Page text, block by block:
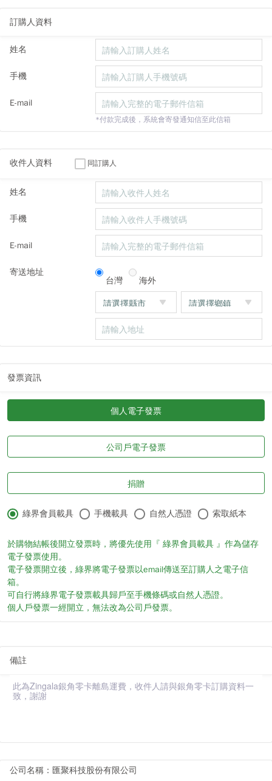
訂購人資料
姓名
手機
E-mail
*付款完成後，系統會寄發通知信至此信箱
收件人資料 同訂購人
姓名
手機
E-mail
寄送地址
台灣
海外
發票資訊
個人電子發票
公司戶電子發票
捐贈
綠界會員載具 手機載具 自然人憑證 索取紙本
於購物結帳後開立發票時，將優先使用『 綠界會員載具 』作為儲存
電子發票使用。
電子發票開立後，綠界將電子發票以email傳送至訂購人之電子信
箱。
可自行將綠界電子發票載具歸戶至手機條碼或自然人憑證。
個人戶發票一經開立，無法改為公司戶發票。
備註
公司名稱：匯聚科技股份有限公司